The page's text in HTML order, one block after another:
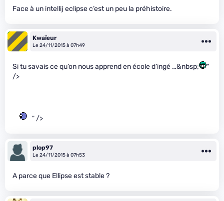
Face à un intellij eclipse c’est un peu la préhistoire.
Kwaïeur
Le 24/11/2015 à 07h49
Si tu savais ce qu’on nous apprend en école d’ingé …&nbsp;
"
/>
" />
plop97
Le 24/11/2015 à 07h53
A parce que Ellipse est stable ?